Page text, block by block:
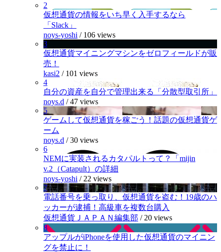
2
仮想通貨の情報をいち早く入手するなら
「Slack」
noys-yoshi / 106 views
3
仮想通貨マイニングマシンをゼロフィールドが販
売！
kasi2 / 101 views
4
自分の資産を自分で管理出来る「分散型取引所」
noys.d /47 views
5
ゲームして仮想通貨を稼ごう！話題の仮想通貨ゲ
ーム
noys.d /30 views
6
NEMに実装されるカタパルトって？「mijin
v.2（Catapult）の詳細
noys-yoshi / 22 views
7
電話番号を乗っ取り、仮想通貨を盗む！19歳のハ
ッカーが逮捕！高級車を複数台購入
仮想通貨ＪＡＰＡＮ編集部 / 20 views
8
アップルがiPhoneを使用した仮想通貨のマイニン
グを禁止に！